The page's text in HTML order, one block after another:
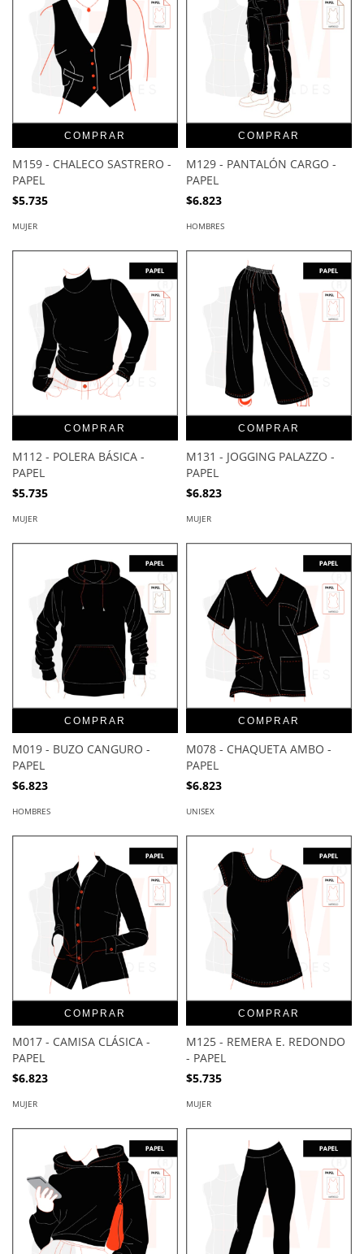
COMPRAR
M159 - CHALECO SASTRERO -
PAPEL
$5.735
MUJER
COMPRAR
M129 - PANTALÓN CARGO -
PAPEL
$6.823
HOMBRES
COMPRAR
M112 - POLERA BÁSICA -
PAPEL
$5.735
MUJER
COMPRAR
M131 - JOGGING PALAZZO -
PAPEL
$6.823
MUJER
COMPRAR
M019 - BUZO CANGURO -
PAPEL
$6.823
HOMBRES
COMPRAR
M078 - CHAQUETA AMBO -
PAPEL
$6.823
UNISEX
COMPRAR
M017 - CAMISA CLÁSICA -
PAPEL
$6.823
MUJER
COMPRAR
M125 - REMERA E. REDONDO
- PAPEL
$5.735
MUJER